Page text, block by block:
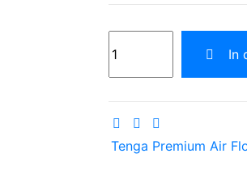
In
Tenga Premium Air